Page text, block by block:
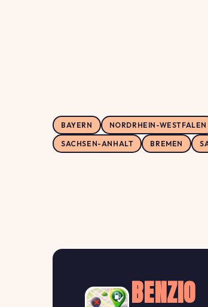
BAYERN NORDRHEIN-WESTFALEN
SACHSEN-ANHALT BREMEN
BENZIO